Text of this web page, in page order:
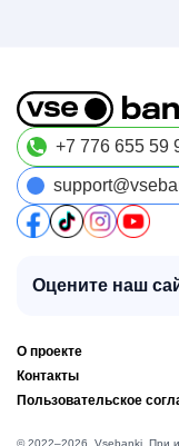
+7 776 655 59
Оцените наш
О проекте
Контакты
Пользовательское